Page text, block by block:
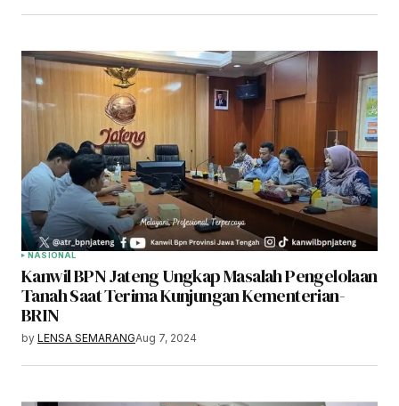
NASIONAL
Kanwil BPN Jateng Ungkap Masalah Pengelolaan
Tanah Saat Terima Kunjungan Kementerian-
BRIN
by LENSA SEMARANGAug 7, 2024